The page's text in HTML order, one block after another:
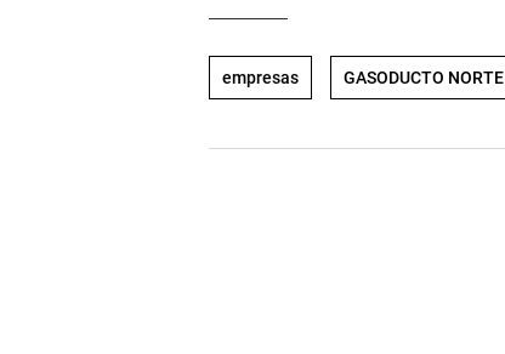
empresas GASODUCTO NORTE